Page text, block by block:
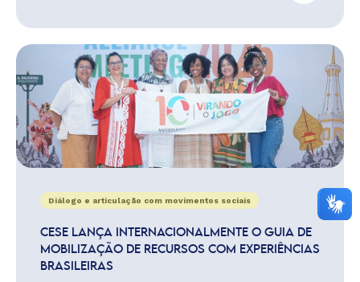
Diálogo e articulação com movimentos sociais
CESE LANÇA INTERNACIONALMENTE O GUIA DE
MOBILIZAÇÃO DE RECURSOS COM EXPERIÊNCIAS
BRASILEIRAS